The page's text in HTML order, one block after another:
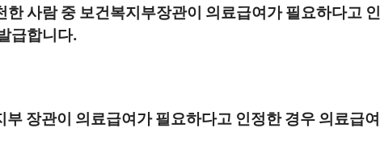
사람 중 보건복지부장관이 의료급여가 필요하다고 인
급합니다.
장관이 의료급여가 필요하다고 인정한 경우 의료급여